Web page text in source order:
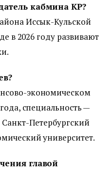
кабмина КР?
Иссык-Кульской
в 2026 году развивают
экономическом
специальность —
Петербургский
университет.
главой